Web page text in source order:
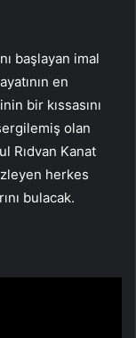
başlayan imal
en
bir kıssasını
olan
Rıdvan Kanat
herkes
bulacak.